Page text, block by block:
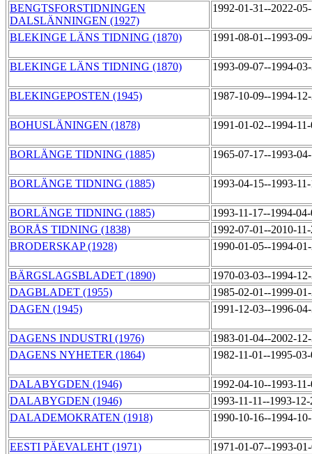
BENGTSFORSTIDNINGEN
DALSLÄNNINGEN (1927)
1992-01-31--2022-
BLEKINGE LÄNS TIDNING (1870) 1991-08-01--1993-
BLEKINGE LÄNS TIDNING (1870) 1993-09-07--1994-
BLEKINGEPOSTEN (1945) 1987-10-09--1994-
BOHUSLÄNINGEN (1878) 1991-01-02--1994-
BORLÄNGE TIDNING (1885) 1965-07-17--1993-
BORLÄNGE TIDNING (1885) 1993-04-15--1993-
BORLÄNGE TIDNING (1885)
1993-11-17--1994-
BORÅS TIDNING (1838)
1992-07-01--2010-
BRODERSKAP (1928)
1990-01-05--1994-
BÄRGSLAGSBLADET (1890)
1970-03-03--1994-
DAGBLADET (1955)
1985-02-01--1999-
DAGEN (1945)
1991-12-03--1996-
DAGENS INDUSTRI (1976)
1983-01-04--2002-
DAGENS NYHETER (1864)
1982-11-01--1995-
DALABYGDEN (1946)
1992-04-10--1993-
DALABYGDEN (1946)
1993-11-11--1993-
DALADEMOKRATEN (1918)
1990-10-16--1994-
EESTI PÄEVALEHT (1971)
1971-01-07--1993-